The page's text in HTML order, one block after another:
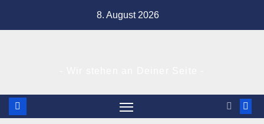
8. August 2026